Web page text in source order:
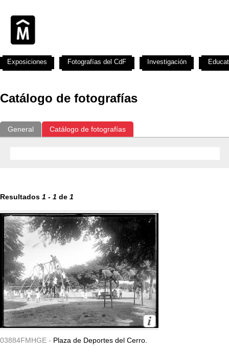
Catálogo de fotografías
General Catálogo de fotografías
Resultados 1 - 1 de 1
03884FMHGE - Plaza de Deportes del Cerro.
Exposiciones Fotografías del CdF Investigación